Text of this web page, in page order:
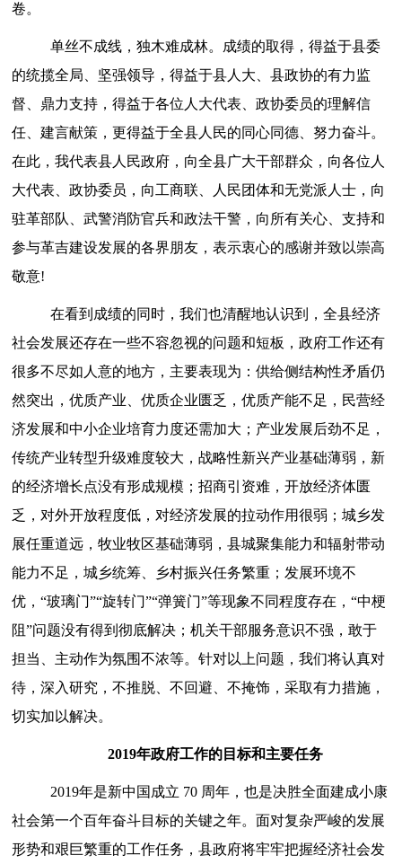
卷。
单丝不成线，独木难成林。成绩的取得，得益于县委
的统揽全局、坚强领导，得益于县人大、县政协的有力监
督、鼎力支持，得益于各位人大代表、政协委员的理解信
任、建言献策，更得益于全县人民的同心同德、努力奋斗。
在此，我代表县人民政府， 向全县广大干部群众，向各位人
大代表、政协委员，向工商联、人民团体和无党派人士，向
驻革部队、武警消防官兵和政法干警，向所有关心、支持和
参与革吉建设发展的各界朋友，表示衷心的感谢并致以崇高
敬意!
在看到成绩的同时，我们也清醒地认识到，全县经济
社会发展还存在一些不容忽视的问题和短板，政府工作还有
很多不尽如人意的地方，主要表现为：供给侧结构性矛盾仍
然突出，优质产业、优质企业匮乏，优质产能不足，民营经
济发展和中小企业培育力度还需加大；产业发展后劲不足，
传统产业转型升级难度较大，战略性新兴产业基础薄弱，新
的经济增长点没有形成规模；招商引资难，开放经济体匮
乏，对外开放程度低，对经济发展的拉动作用很弱；城乡发
展任重道远，牧业牧区基础薄弱，县城聚集能力和辐射带动
能力不足，城乡统筹、乡村振兴任务繁重； 发展环境不
优，“玻璃门”“旋转门”“弹簧门”等现象不同程度存在，“中梗
阻”问题没有得到彻底解决；机关干部服务意识不强，敢于
担当、主动作为氛围不浓等。针对以上问题，我们将认真对
待，深入研究，不推脱、不回避、不掩饰，采取有力措施，
切实加以解决。
2019年政府工作的目标和主要任务
2019年是新中国成立 70 周年，也是决胜全面建成小康
社会第一个百年奋斗目标的关键之年。面对复杂严峻的发展
形势和艰巨繁重的工作任务，县政府将牢牢把握经济社会发